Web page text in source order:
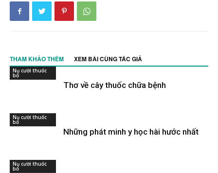
THAM KHẢO THÊM XEM BÀI CÙNG TÁC GIẢ
Nụ cười thuốc
bổ
Thơ về cây thuốc chữa bệnh
Nụ cười thuốc
bổ
Những phát minh y học hài hước nhất
Nụ cười thuốc
bổ